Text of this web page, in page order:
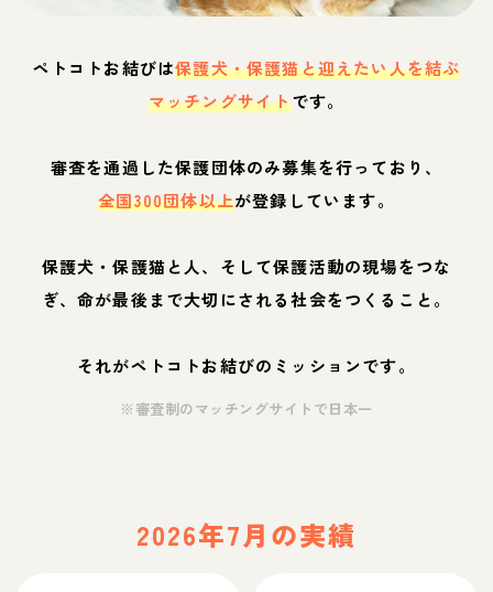
ペトコトお結びは保護犬・保護猫と迎えたい人を結ぶ
マッチングサイトです。
審査を通過した保護団体のみ募集を行っており、
全国300団体以上が登録しています。
保護犬・保護猫と人、そして保護活動の現場をつな
ぎ、命が最後まで大切にされる社会をつくること。
それがペトコトお結びのミッションです。
※審査制のマッチングサイトで日本一
2026年7月の実績